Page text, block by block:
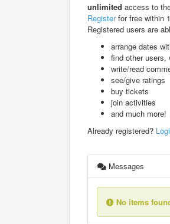
unlimited access to
Registerfor free within
Registered users are
arrange dates
find other users,
write/read
see/give ratings
buy tickets
join activities
and much more!
Already registered?
Messages
No items